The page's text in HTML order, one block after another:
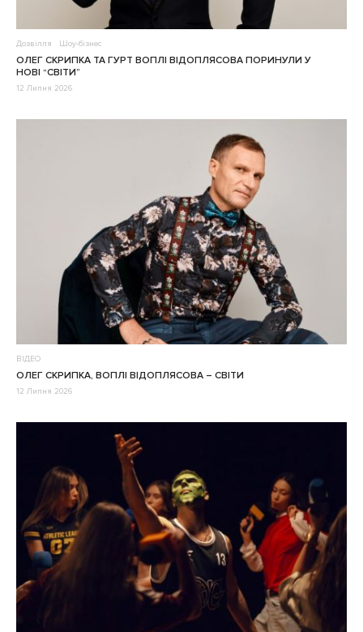
Дозвілля Шоу-бізнес
ОЛЕГ СКРИПКА ТА ГУРТ ВОПЛІ ВІДОПЛЯСОВА ПОРИНУЛИ У
НОВІ “СВІТИ”
12 Липня 2026
ВІДЕО
ОЛЕГ СКРИПКА, ВОПЛІ ВІДОПЛЯСОВА – СВІТИ
12 Липня 2026